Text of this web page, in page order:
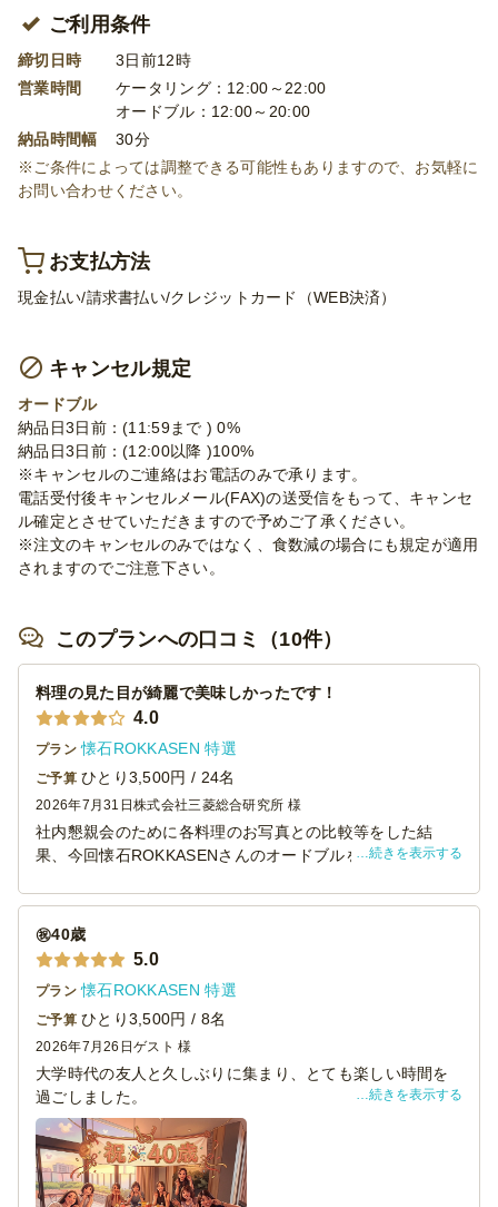
ご利用条件
締切日時
3日前12時
営業時間
ケータリング：12:00～22:00
オードブル：12:00～20:00
納品時間幅
30分
※ご条件によっては調整できる可能性もありますので、お気軽に
お問い合わせください。
お支払方法
現金払い/請求書払い/クレジットカード（WEB決済）
キャンセル規定
オードブル
納品日3日前：(11:59まで ) 0%
納品日3日前：(12:00以降 )100%
※キャンセルのご連絡はお電話のみで承ります。
電話受付後キャンセルメール(FAX)の送受信をもって、キャンセ
ル確定とさせていただきますので予めご了承ください。
※注文のキャンセルのみではなく、食数減の場合にも規定が適用
されますのでご注意下さい。
このプランへの口コミ（10件）
料理の見た目が綺麗で美味しかったです！
4.0
プラン 懐石ROKKASEN 特選
ご予算 ひとり3,500円 / 24名
2026年7月31日 株式会社三菱総合研究所 様
社内懇親会のために各料理のお写真との比較等をした結
果、今回懐石ROKKASENさんのオードブルを注文しまし
値段の割には料理の量と質ともによくて参加者からも大変
好評でした。またお願いしたいと思います！
続きを表示する
㊗️40歳
5.0
プラン 懐石ROKKASEN 特選
ご予算 ひとり3,500円 / 8名
2026年7月26日 ゲスト 様
大学時代の友人と久しぶりに集まり、とても楽しい時間を
過ごしました。
テーブルには美味しく華やかな料理がずらりと並び、その
彩り豊かで魅力的な品々に、会話もいっそう弾みました。
料理はどれも小分けに用意されていたため、各自が好きな
ものをブッフェ形式で自由に取って楽しめるスタイルだっ
続きを表示する